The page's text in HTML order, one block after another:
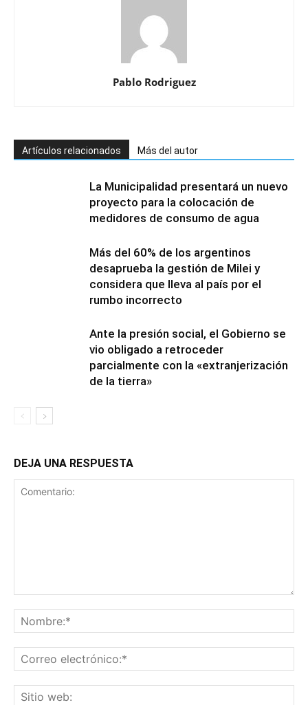
Pablo Rodriguez
Artículos relacionados Más del autor
La Municipalidad presentará un nuevo
proyecto para la colocación de
medidores de consumo de agua
Más del 60% de los argentinos
desaprueba la gestión de Milei y
considera que lleva al país por el
rumbo incorrecto
Ante la presión social, el Gobierno se
vio obligado a retroceder
parcialmente con la «extranjerización
de la tierra»
DEJA UNA RESPUESTA